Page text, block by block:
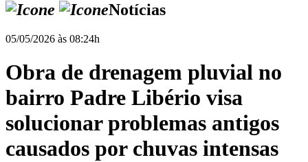
Notícias
05/05/2026 às 08:24h
Obra de drenagem pluvial no
bairro Padre Libério visa
solucionar problemas antigos
causados por chuvas intensas